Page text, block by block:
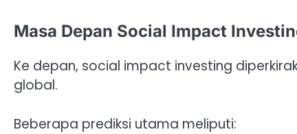
Masa Depan Social Impact
Ke depan, social impact investing
global.
Beberapa prediksi utama meliputi: